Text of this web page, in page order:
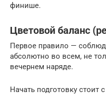
финише.
Цветовой баланс
Первое правило —
абсолютно во всем, не
вечернем наряде.
Начать подготовку стоит